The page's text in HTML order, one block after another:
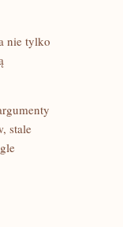
nie tylko
stale